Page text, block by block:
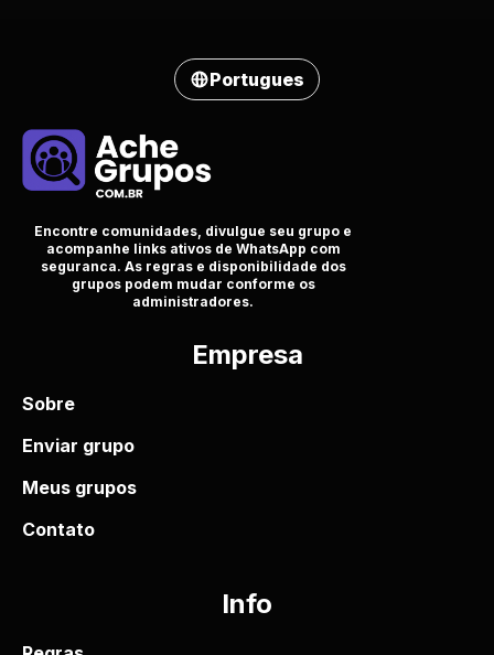
Portugues
Encontre comunidades, divulgue seu grupo e
acompanhe links ativos de WhatsApp com
seguranca. As regras e disponibilidade dos
grupos podem mudar conforme os
administradores.
Empresa
Sobre
Enviar grupo
Meus grupos
Contato
Info